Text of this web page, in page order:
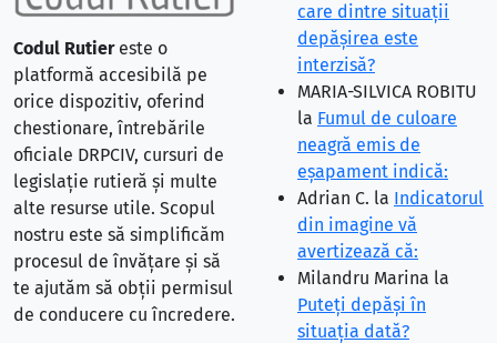
Codul Rutiereste o
platformă accesibilă pe
orice dispozitiv, oferind
chestionare, întrebările
oficiale DRPCIV, cursuri de
legislație rutieră și multe
alte resurse utile. Scopul
nostru este să simplificăm
procesul de învățare și să
te ajutăm să obții permisul
de conducere cu încredere.
care dintre situaţii
depăşirea este
interzisă?
MARIA-SILVICA ROBITU
la Fumul de culoare
neagră emis de
eşapament indică:
Adrian C. la Indicatorul
din imagine vă
avertizează că:
Milandru Marina la
Puteţi depăşi în
situaţia dată?